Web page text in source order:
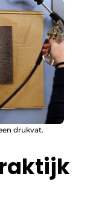
drukvat.